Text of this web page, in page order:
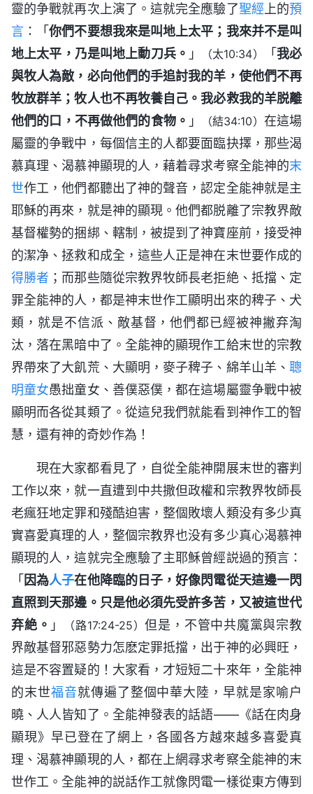
靈的争戰就再次上演了。這就完全應驗了聖經 上的預
言 ：「你們不要想我來是叫地上太平；我來并不是叫
地上太平，乃是叫地上動刀兵。 」 （太10:34） 「我必
與牧人為敵，必向他們的手追討我的羊，使他們不再
牧放群羊；牧人也不再牧養自己。我必救我的羊脱離
他們的口，不再做他們的食物。 」 （結34:10） 在這場
屬靈的争戰中，每個信主的人都要面臨抉擇，那些渴
慕真理、渴慕神顯現的人，藉着尋求考察全能神的末
世作工，他們都聽出了神的聲音，認定全能神就是主
耶穌的再來，就是神的顯現。他們都脱離了宗教界敵
基督權勢的捆綁、轄制，被提到了神寶座前，接受神
的潔净、拯救和成全，這些人正是神在末世要作成的
得勝者 ；而那些隨從宗教界牧師長老拒絶、抵擋、定
罪全能神的人，都是神末世作工顯明出來的稗子、犬
類，就是不信派、敵基督，他們都已經被神撇弃淘
汰，落在黑暗中了。全能神的顯現作工給末世的宗教
界帶來了大飢荒、大顯明，麥子稗子、綿羊山羊、 聰
明童女愚拙童女、善僕惡僕，都在這場屬靈争戰中被
顯明而各從其類了。從這兒我們就能看到神作工的智
慧，還有神的奇妙作為！
現在大家都看見了，自從全能神開展末世的審判
工作以來，就一直遭到中共撒但政權和宗教界牧師長
老瘋狂地定罪和殘酷迫害，整個敗壞人類没有多少真
實喜愛真理的人，整個宗教界也没有多少真心渴慕神
顯現的人，這就完全應驗了主耶穌曾經説過的預言：
「因為人子在他降臨的日子，好像閃電從天這邊一閃
直照到天那邊。只是他必須先受許多苦，又被這世代
弃絶。 」 （路17:24-25）但是，不管中共魔黨與宗教
界敵基督邪惡勢力怎麽定罪抵擋，出于神的必興旺，
這是不容置疑的！大家看，才短短二十來年，全能神
的末世福音就傳遍了整個中華大陸，早就是家喻户
曉、人人皆知了。全能神發表的話語——《話在肉身
顯現》早已登在了網上，各國各方越來越多喜愛真
理、渴慕神顯現的人，都在上網尋求考察全能神的末
世作工。全能神的説話作工就像閃電一樣從東方傳到